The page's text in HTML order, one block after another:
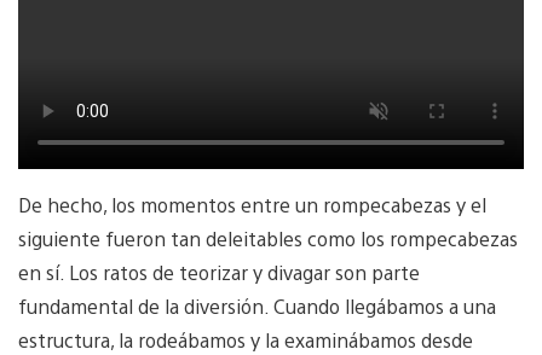
De hecho, los momentos entre un rompecabezas y el
siguiente fueron tan deleitables como los rompecabezas
en sí. Los ratos de teorizar y divagar son parte
fundamental de la diversión. Cuando llegábamos a una
estructura, la rodeábamos y la examinábamos desde